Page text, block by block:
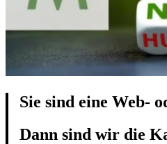
Sie sind eine Web-
Dann sind wir die